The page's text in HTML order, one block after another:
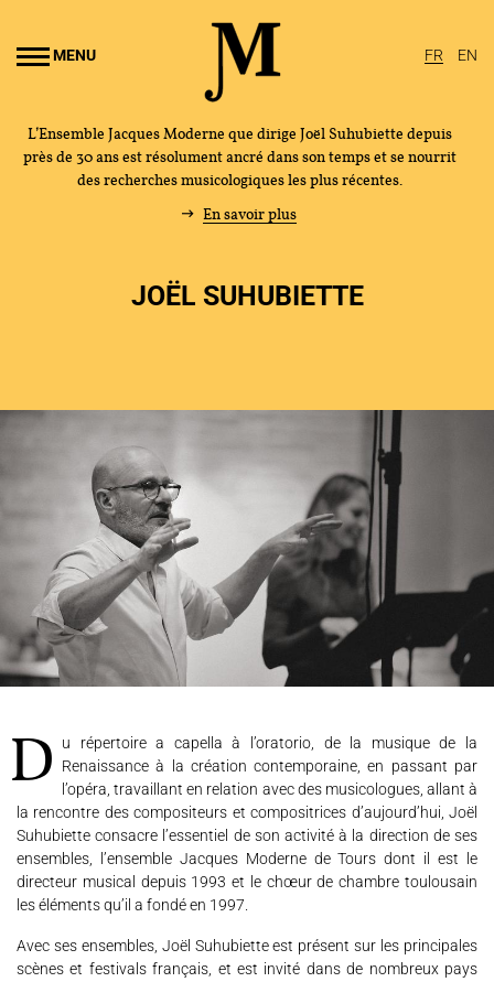
MENU FR EN
L'ENSEMBLE JACQUES MODERNE
JOËL SUHUBIETTE
AGENDA
PROGRAMMES
DISCOGRAPHIE
Nous soutenir Vidéos
Actualités
Rechercher
L’Ensemble Jacques Moderne que dirige Joël Suhubiette depuis
près de 30 ans est résolument ancré dans son temps et se nourrit
des recherches musicologiques les plus récentes.
En savoir plus
JOËL SUHUBIETTE
Du répertoire a capella à l’oratorio, de la musique de la
Renaissance à la création contemporaine, en passant par
l’opéra, travaillant en relation avec des musicologues, allant à
la rencontre des compositeurs et compositrices d’aujourd’hui, Joël
Suhubiette consacre l’essentiel de son activité à la direction de ses
ensembles, l’ensemble Jacques Moderne de Tours dont il est le
directeur musical depuis 1993 et le chœur de chambre toulousain
les éléments qu’il a fondé en 1997.
Avec ses ensembles, Joël Suhubiette est présent sur les principales
scènes et festivals français, et est invité dans de nombreux pays